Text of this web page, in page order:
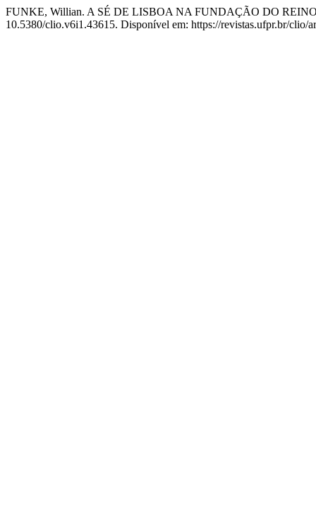
FUNKE, Willian. A SÉ DE LISBOA NA FUNDAÇÃO DO
10.5380/clio.v6i1.43615. Disponível em: https://revistas.ufpr.br/clio/